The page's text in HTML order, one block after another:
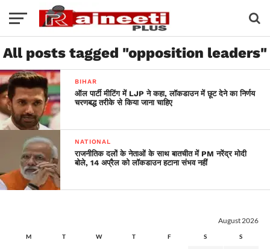
All posts tagged "opposition leaders"
BIHAR
ऑल पार्टी मीटिंग में LJP ने कहा, लॉकडाउन में छूट देने का निर्णय
चरणबद्ध तरीके से किया जाना चाहिए
NATIONAL
राजनीतिक दलों के नेताओं के साथ बातचीत में PM नरेंद्र मोदी
बोले, 14 अप्रैल को लॉकडाउन हटाना संभव नहीं
August 2026
M T W T F S S